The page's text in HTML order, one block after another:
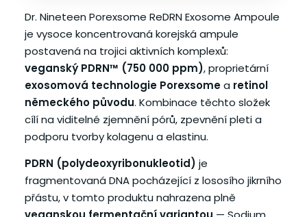
Dr. Nineteen Porexsome ReDRN Exosome Ampoule
je vysoce koncentrovaná korejská ampule
postavená na trojici aktivních komplexů:
veganský PDRN™ (750 000 ppm), proprietární
exosomová technologie Porexsomea retinol
německého původu. Kombinace těchto složek
cílí na viditelné zjemnění pórů, zpevnění pleti a
podporu tvorby kolagenu a elastinu.
PDRN (polydeoxyribonukleotid) je
fragmentovaná DNA pocházející z lososího jikrního
přástu, v tomto produktu nahrazena plně